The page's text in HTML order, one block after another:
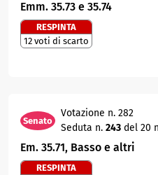
Emm. 35.73 e 35.74
RESPINTA
12 voti di scarto
Senato
Votazione n. 282
Seduta n. 243 del 20
Em. 35.71, Basso e altri
RESPINTA